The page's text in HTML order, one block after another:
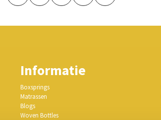
Informatie
Boxsprings
Matrassen
Blogs
Woven Bottles